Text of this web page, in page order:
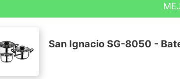
Aluminio fundido
Recubrimiento antiadherente de la calidad tricapa
Fondo difusor uniforme de eficiencia (Save energy
San Ignacio SG-8050 -